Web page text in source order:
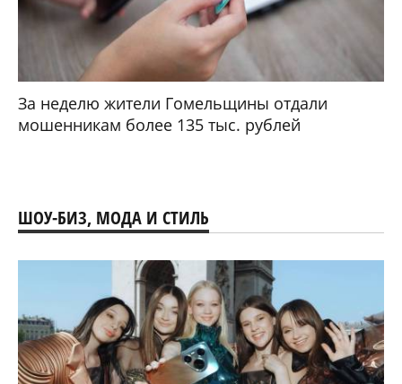
За неделю жители Гомельщины отдали
мошенникам более 135 тыс. рублей
ШОУ-БИЗ, МОДА И СТИЛЬ